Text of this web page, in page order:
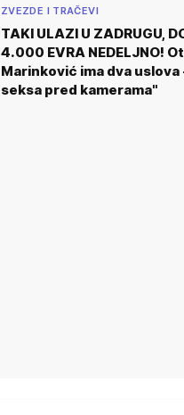
ZVEZDE I TRAČEVI
TAKI ULAZI U ZADRUGU,
4.000 EVRA NEDELJNO!
Marinković ima dva
seksa pred kamerama"